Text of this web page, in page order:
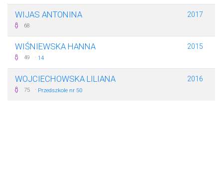
WIJAS ANTONINA
68
2017
WIŚNIEWSKA HANNA
49 · 14
2015
WOJCIECHOWSKA LILIANA
75 · Przedszkole nr 50
2016